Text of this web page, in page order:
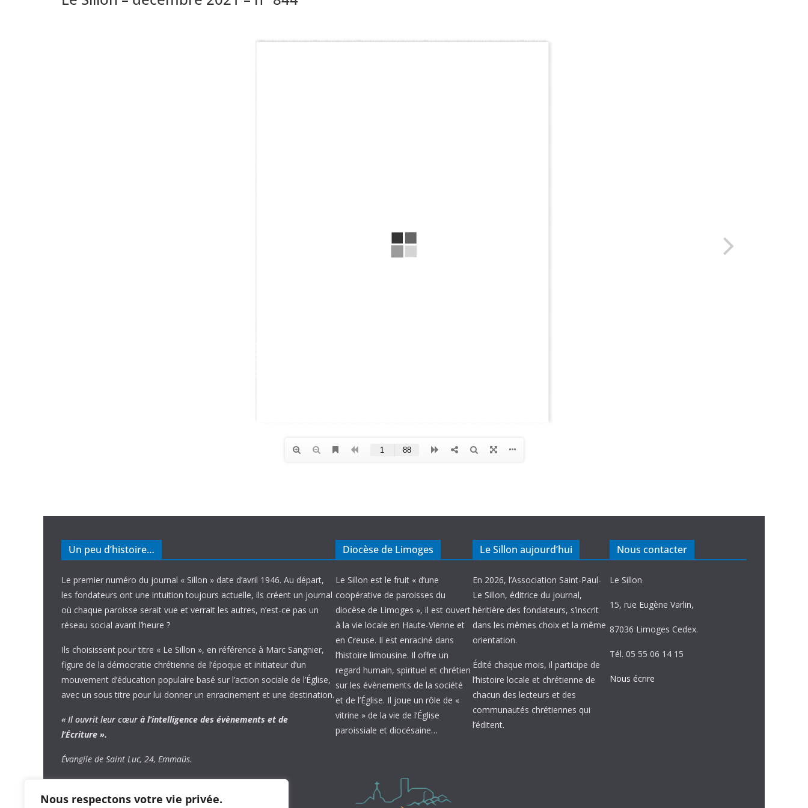
Nous respectons votre vie privée.
Un peu d’histoire…
Le premier numéro du journal « Sillon » date d’avril 1946. Au départ,
les fondateurs ont une intuition toujours actuelle, ils créent un journal
où chaque paroisse serait vue et verrait les autres, n’est-ce pas un
réseau social avant l’heure ?
Ils choisissent pour titre « Le Sillon », en référence à Marc Sangnier,
figure de la démocratie chrétienne de l’époque et initiateur d’un
mouvement d’éducation populaire basé sur l’action sociale de l’Église,
avec un sous titre pour lui donner un enracinement et une destination.
« Il ouvrit leur cœur à l’intelligence des évènements et de
l’Écriture ».
Évangile de Saint Luc, 24, Emmaüs.
Diocèse de Limoges
Le Sillon est le fruit « d’une
coopérative de paroisses du
diocèse de Limoges », il est ouvert
à la vie locale en Haute-Vienne et
en Creuse. Il est enraciné dans
l’histoire limousine. Il offre un
regard humain, spirituel et chrétien
sur les évènements de la société
et de l’Église. Il joue un rôle de «
vitrine » de la vie de l’Église
paroissiale et diocésaine…
Le Sillon aujourd’hui
En 2026, l’Association Saint-Paul-
Le Sillon, éditrice du journal,
héritière des fondateurs, s’inscrit
dans les mêmes choix et la même
orientation.
Édité chaque mois, il participe de
l’histoire locale et chrétienne de
chacun des lecteurs et des
communautés chrétiennes qui
l’éditent.
Nous contacter
Le Sillon
15, rue Eugène Varlin,
87036 Limoges Cedex.
Tél. 05 55 06 14 15
Nous écrire